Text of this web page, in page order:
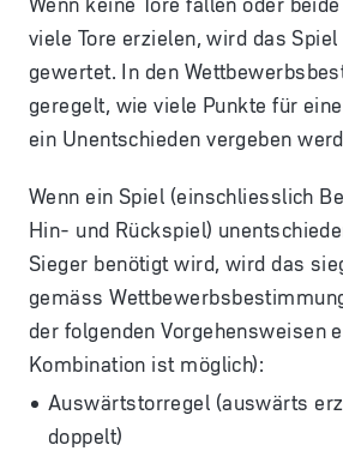
viele Tore erzielen, wird das
gewertet. In den
geregelt, wie viele Punkte für
ein Unentschieden vergeben
Wenn ein Spiel (einschliesslich
Hin- und Rückspiel)
Sieger benötigt wird, wird das
gemäss
der folgenden Vorgehensweisen
Kombination ist möglich):
Auswärtstorregel (auswärts
doppelt)